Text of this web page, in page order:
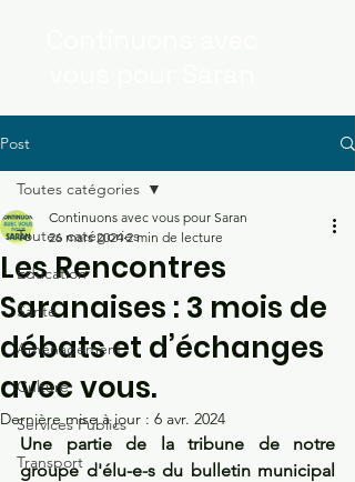
Post
Toutes catégories
Education
Santé
Aménagement
Culture
Services Publics
Transport
Toutes catégories
Les Rencontres
Saranaises : 3 mois de
débats et d’échanges
avec vous.
Continuons avec vous pour Saran
26 mars 2024 2 min de lecture
Dernière mise à jour : 6 avr. 2024
Une partie de la tribune de notre
groupe d'élu-e-s du bulletin municipal